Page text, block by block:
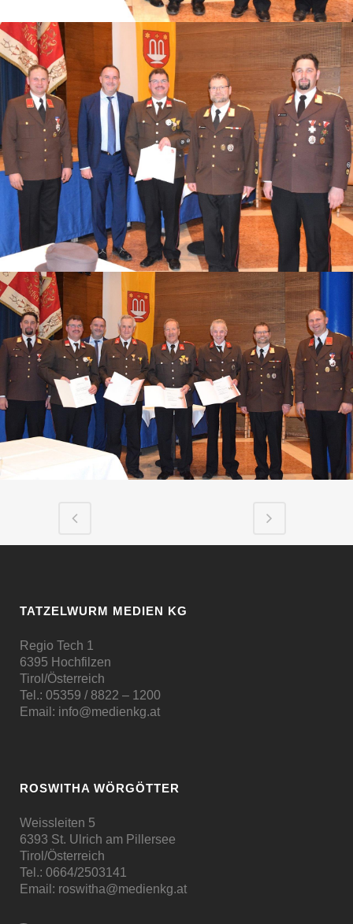
TATZELWURM MEDIEN KG
Regio Tech 1
6395 Hochfilzen
Tirol/Österreich
Tel.: 05359 / 8822 – 1200
Email: info@medienkg.at
ROSWITHA WÖRGÖTTER
Weissleiten 5
6393 St. Ulrich am Pillersee
Tirol/Österreich
Tel.: 0664/2503141
Email: roswitha@medienkg.at